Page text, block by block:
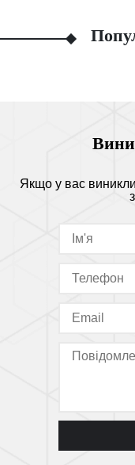
Якщо у вас